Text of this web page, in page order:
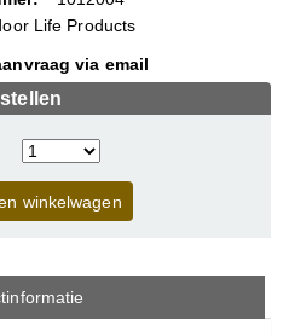
Life Products
via email
winkelwagen